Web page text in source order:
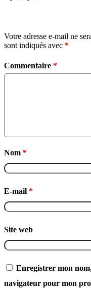
Votre adresse e-mail ne
sont indiqués avec *
Commentaire *
Nom *
E-mail *
Site web
Enregistrer mon
navigateur pour mon